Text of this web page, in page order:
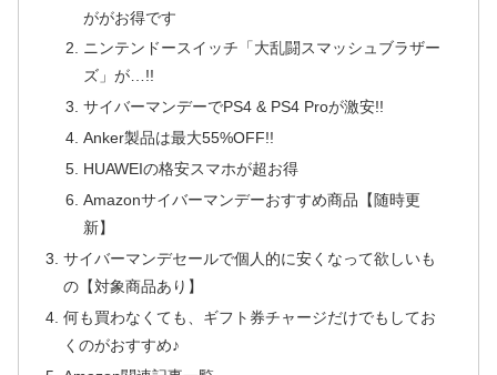
ががお得です
ニンテンドースイッチ「大乱闘スマッシュブラザー
ズ」が…!!
サイバーマンデーでPS4 & PS4 Proが激安!!
Anker製品は最大55%OFF!!
HUAWEIの格安スマホが超お得
Amazonサイバーマンデーおすすめ商品【随時更
新】
サイバーマンデセールで個人的に安くなって欲しいも
の【対象商品あり】
何も買わなくても、ギフト券チャージだけでもしてお
くのがおすすめ♪